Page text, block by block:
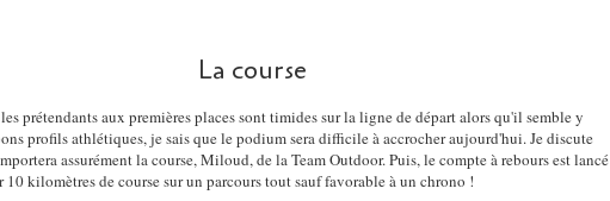
La course
prétendants aux premières places sont timides sur la ligne de départ alors qu'il semble y
profils athlétiques, je sais que le podium sera difficile à accrocher aujourd'hui. Je discute
assurément la course, Miloud, de la Team Outdoor. Puis, le compte à rebours est lancé
10 kilomètres de course sur un parcours tout sauf favorable à un chrono !